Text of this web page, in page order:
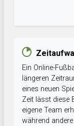
Ein Online-
längeren
eines neuen
Zeit lässt diese
eigene Team
während